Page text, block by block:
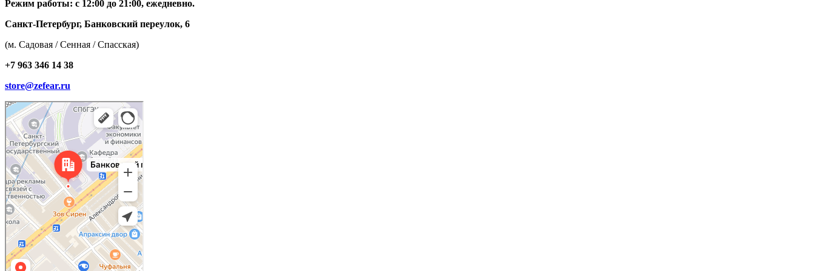
Режим работы: с 12:00 до 21:00, ежедневно.
Санкт-Петербург, Банковский переулок, 6
(м. Садовая / Сенная / Спасская)
+7 963 346 14 38
store@zefear.ru
Санкт‑Петербург
Банковский переулок, 6 — Яндекс Карты